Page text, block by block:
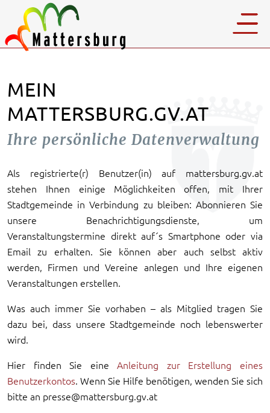
MEIN
MATTERSBURG.GV.AT
Ihre persönliche Datenverwaltung
Als registrierte(r) Benutzer(in) auf mattersburg.gv.at
stehen Ihnen einige Möglichkeiten offen, mit Ihrer
Stadtgemeinde in Verbindung zu bleiben: Abonnieren Sie
unsere Benachrichtigungsdienste, um
Veranstaltungstermine direkt auf´s Smartphone oder via
Email zu erhalten. Sie können aber auch selbst aktiv
werden, Firmen und Vereine anlegen und Ihre eigenen
Veranstaltungen erstellen.
Was auch immer Sie vorhaben – als Mitglied tragen Sie
dazu bei, dass unsere Stadtgemeinde noch lebenswerter
wird.
Hier finden Sie eineAnleitung zur Erstellung eines
Benutzerkontos. Wenn Sie Hilfe benötigen, wenden Sie sich
bitte an presse@mattersburg.gv.at